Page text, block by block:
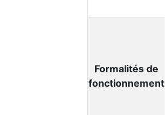
Formalités de
fonctionnement